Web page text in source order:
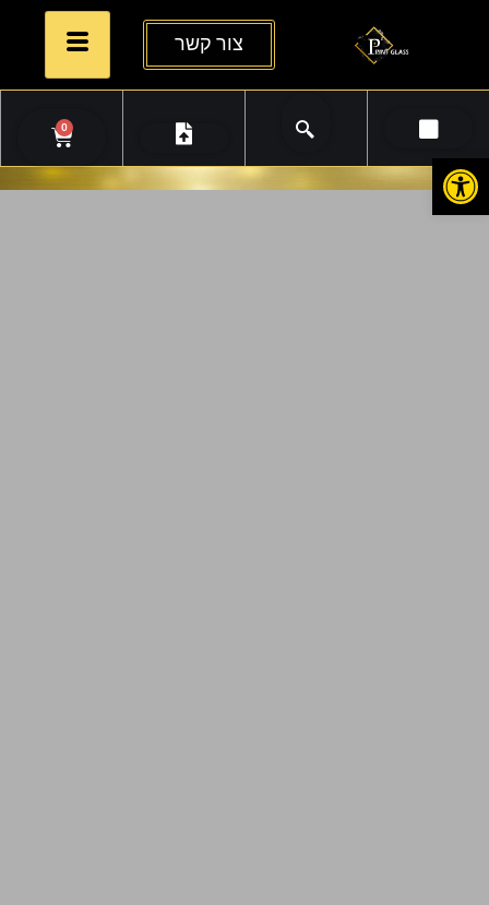
צור קשר
0
פתח סרגל נגישות